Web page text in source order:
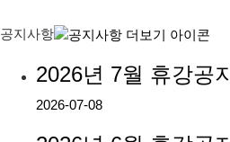
공지사항
2026년 7월 휴강공지
2026-07-08